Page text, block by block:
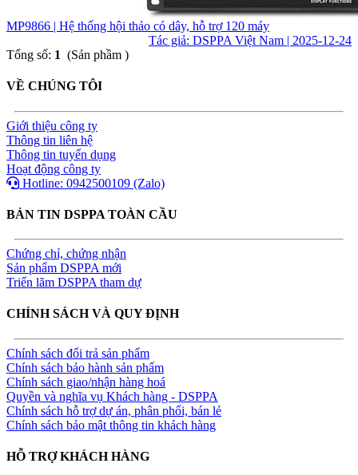
MP9866 | Hệ thống hội thảo có dây, hỗ trợ 120 máy
Tác giả: DSPPA Việt Nam | 2025-12-24
Tổng số: 1 (Sản phầm )
VỀ CHÚNG TÔI
Giới thiệu công ty
Thông tin liên hệ
Thông tin tuyển dụng
Hoạt động công ty
Hotline: 0942500109 (Zalo)
BẢN TIN DSPPA TOÀN CẦU
Chứng chỉ, chứng nhận
Sản phẩm DSPPA mới
Triển lãm DSPPA tham dự
CHÍNH SÁCH VÀ QUY ĐỊNH
Chính sách đổi trả sản phẩm
Chính sách bảo hành sản phẩm
Chính sách giao/nhận hàng hoá
Quyền và nghĩa vụ Khách hàng - DSPPA
Chính sách hỗ trợ dự án, phân phối, bán lẻ
Chính sách bảo mật thông tin khách hàng
HỖ TRỢ KHÁCH HÀNG